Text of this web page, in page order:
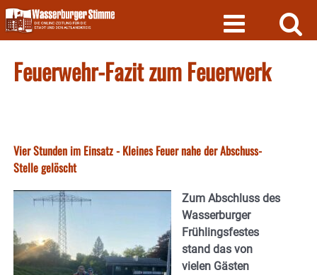
Skip
to
content
Feuerwehr-Fazit zum Feuerwerk
Vier Stunden im Einsatz - Kleines Feuer nahe der Abschuss-
Stelle gelöscht
Zum Abschluss des
Wasserburger
Frühlingsfestes
stand das von
vielen Gästen